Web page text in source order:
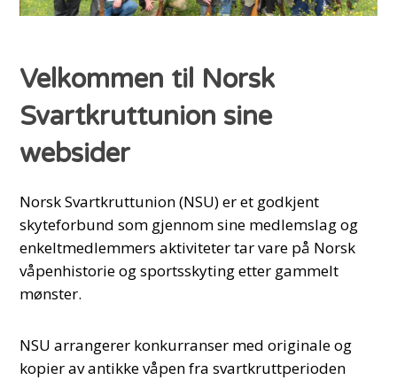
Velkommen til Norsk
Svartkruttunion sine
websider
Norsk Svartkruttunion (NSU) er et godkjent
skyteforbund som gjennom sine medlemslag og
enkeltmedlemmers aktiviteter tar vare på Norsk
våpenhistorie og sportsskyting etter gammelt
mønster.
NSU arrangerer konkurranser med originale og
kopier av antikke våpen fra svartkruttperioden